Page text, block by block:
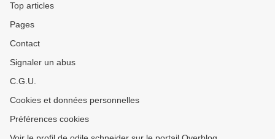
Top articles
Pages
Contact
Signaler un abus
C.G.U.
Cookies et données personnelles
Préférences cookies